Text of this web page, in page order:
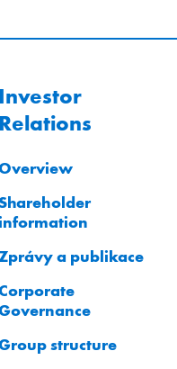
Investor
Relations
Shareholder
a publikace
structure